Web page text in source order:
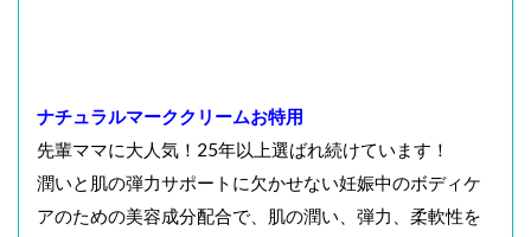
ナチュラルマーククリームお特用
先輩ママに大人気！25年以上選ばれ続けています！
潤いと肌の弾力サポートに欠かせない妊娠中のボディケ
アのための美容成分配合で、肌の潤い、弾力、柔軟性を